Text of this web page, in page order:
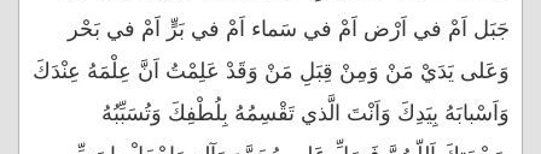
جَبَل اَمْ في اَرْض اَمْ في سَماء اَمْ في بَرٍّ اَمْ في بَحْر
وَعَلى يَدَيْ مَنْ وَمِنْ قِبَلِ مَنْ وَقَدْ عَلِمْتُ اَنَّ عِلْمَهُ عِنْدَكَ
وَاَسْبابَهُ بِيَدِكَ وَاَنْتَ الَّذي تَقْسِمُهُ بِلُطْفِكَ وَتُسَبِّبُهُ